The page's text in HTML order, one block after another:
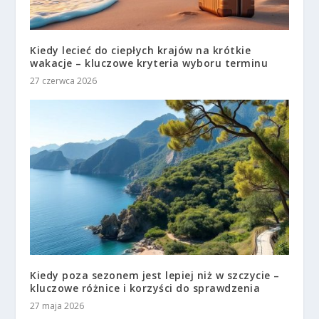
Kiedy lecieć do ciepłych krajów na krótkie
wakacje – kluczowe kryteria wyboru terminu
27 czerwca 2026
Kiedy poza sezonem jest lepiej niż w szczycie –
kluczowe różnice i korzyści do sprawdzenia
27 maja 2026